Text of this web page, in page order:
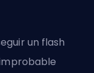
un flash